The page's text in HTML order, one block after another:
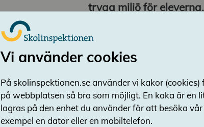
trygg miljö för eleverna.
I läroplanen slås fast att
och att alla som arbetar i
en god miljö för utveckling
skolan i hög utsträckning
Vi använder cookies
På skolinspektionen.se använder vi kakor
på webbplatsen så bra som möjligt. En kaka är en
lagras på den enhet du använder för att besöka
exempel en dator eller en mobiltelefon.